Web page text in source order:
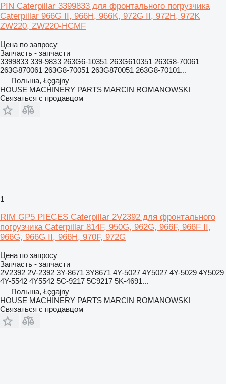
PIN Caterpillar 3399833 для фронтального погрузчика
Caterpillar 966G II, 966H, 966K, 972G II, 972H, 972K
ZW220, ZW220-HCMF
Цена по запросу
Запчасть - запчасти
3399833 339-9833 263G6-10351 263G610351 263G8-70061
263G870061 263G8-70051 263G870051 263G8-70101...
Польша, Łęgajny
HOUSE MACHINERY PARTS MARCIN ROMANOWSKI
Связаться с продавцом
1
RIM GP5 PIECES Caterpillar 2V2392 для фронтального
погрузчика Caterpillar 814F, 950G, 962G, 966F, 966F II,
966G, 966G II, 966H, 970F, 972G
Цена по запросу
Запчасть - запчасти
2V2392 2V-2392 3Y-8671 3Y8671 4Y-5027 4Y5027 4Y-5029 4Y5029
4Y-5542 4Y5542 5C-9217 5C9217 5K-4691...
Польша, Łęgajny
HOUSE MACHINERY PARTS MARCIN ROMANOWSKI
Связаться с продавцом